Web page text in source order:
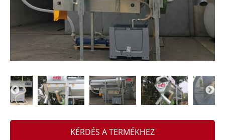
KÉRDÉS A TERMÉKHEZ